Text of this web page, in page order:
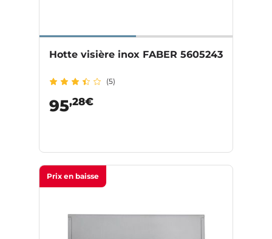
Hotte visière inox FABER 5605243
(5)
95,28€
Prix en baisse